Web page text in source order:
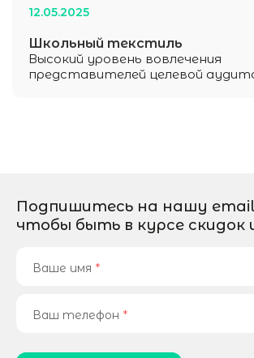
12.05.2025
Школьный текстиль
Высокий уровень вовлечения
представителей целевой
Подпишитесь на нашу
чтобы быть в курсе скидок
Ваше имя *
Ваш телефон *